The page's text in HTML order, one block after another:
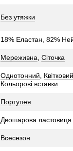
Без утяжки
18% Еластан, 82%
Мереживна Сіточка
Однотонний Квітковий
Кольорові вставки
Портупея
Двошарова ластовиця
Всесезон